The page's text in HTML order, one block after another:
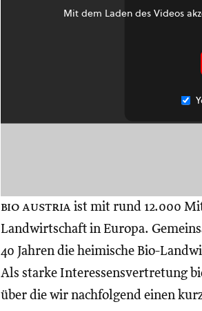
Mit dem Laden des Videos
bio austria ist mit rund 12.000
Landwirtschaft in Europa.
40 Jahren die heimische Bio-
Als starke Interessensvertretung
über die wir nachfolgend einen